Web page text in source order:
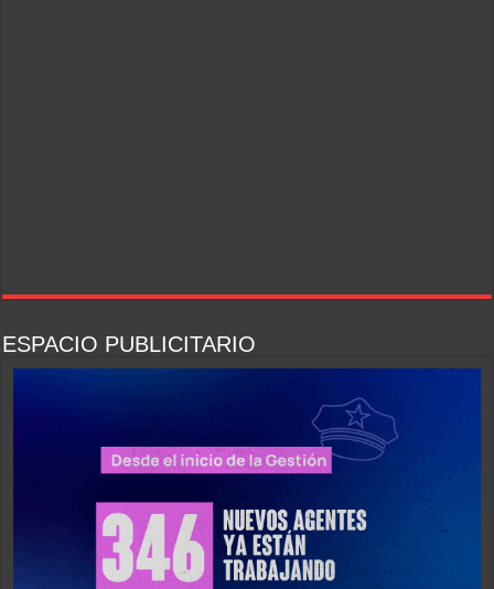
ESPACIO PUBLICITARIO